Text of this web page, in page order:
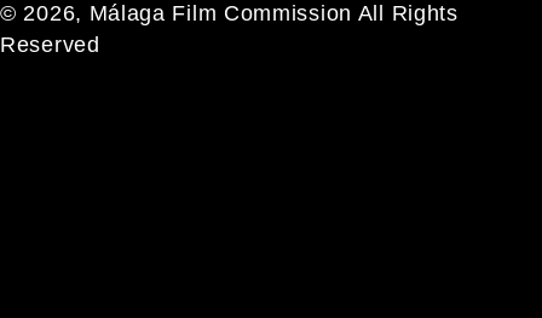
© 2026, Málaga Film Commission All Rights
Reserved